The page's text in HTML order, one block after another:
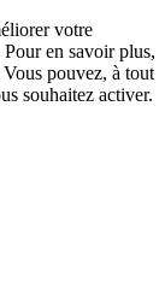
votre
en savoir plus,
pouvez, à tout
souhaitez activer.